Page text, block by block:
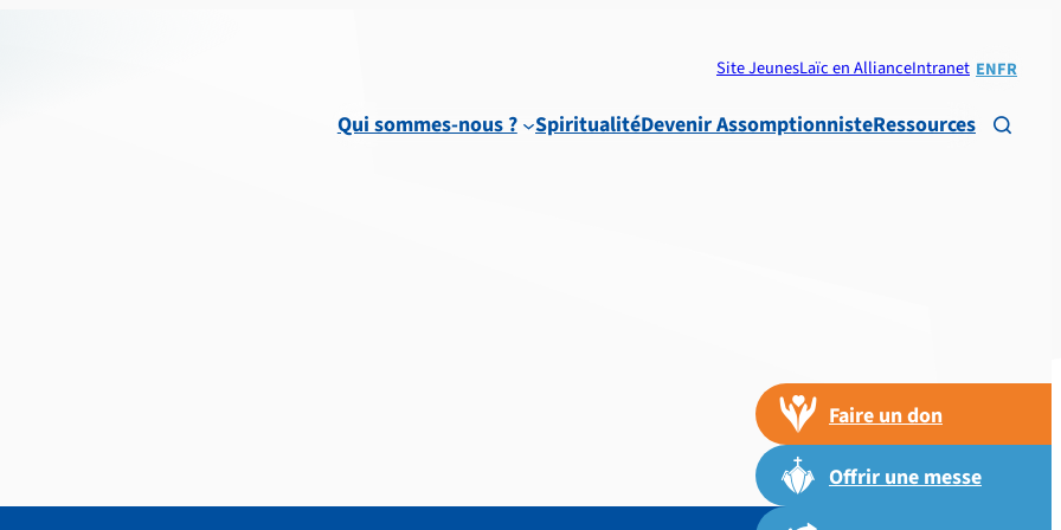
Site JeunesLaïc en AllianceIntranet ENFR
Qui sommes-nous ? SpiritualitéDevenir AssomptionnisteRessources 
Faire un don
Offrir une messe